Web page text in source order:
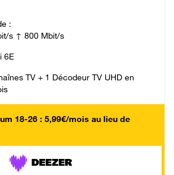
:
s ↑ 800 Mbit/s
6E
TV + 1 Décodeur TV UHD en
18-26 : 5,99€/mois au lieu de